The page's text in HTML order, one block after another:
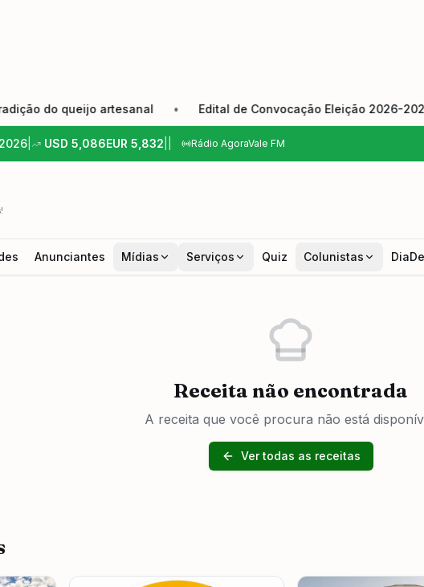
do queijo artesanal • Edital de Convocação Eleição 2026-2029
USD 5,086EUR 5,832 Rádio AgoraVale FM
Anunciantes Mídias Serviços Quiz Colunistas DiaDe
Receita não encontrada
A receita que você procura não está
Ver todas as receitas